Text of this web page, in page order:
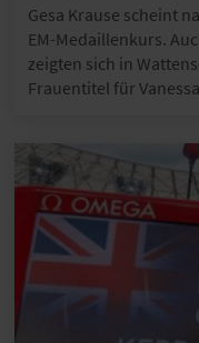
Gesa Krause scheint
EM-Medaillenkurs.
zeigten sich in
Frauentitel für